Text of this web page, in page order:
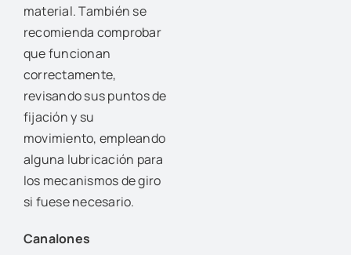
material. También se
recomienda comprobar
que funcionan
correctamente,
revisando sus puntos de
fijación y su
movimiento, empleando
alguna lubricación para
los mecanismos de giro
si fuese necesario.
Canalones